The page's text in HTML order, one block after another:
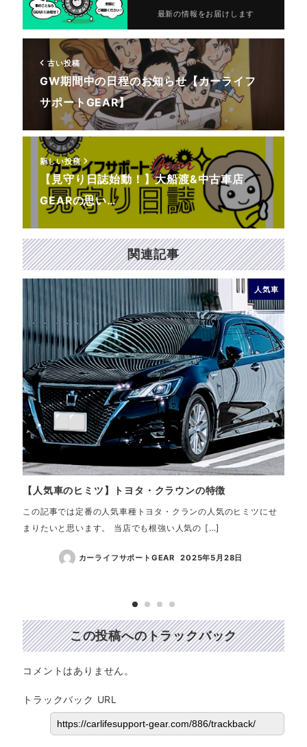
最新の情報をお届けします
古い投稿
GW期間中の日程のお知らせ【カーライフ
サポートGEAR】
新しい投稿
【見守り日誌始動！】大船渡&中古車店
GEARの思い…
関連記事
人気車
【人気車のヒミツ】トヨタ・クラウンの特徴
この記事では定番の人気車種トヨタ・クランの人気のヒミツにせ
まりたいと思います。 当店でも根強い人気の […]
カーライフサポートGEAR 2025年5月28日
この投稿へのトラックバック
コメントはありません。
トラックバック URL